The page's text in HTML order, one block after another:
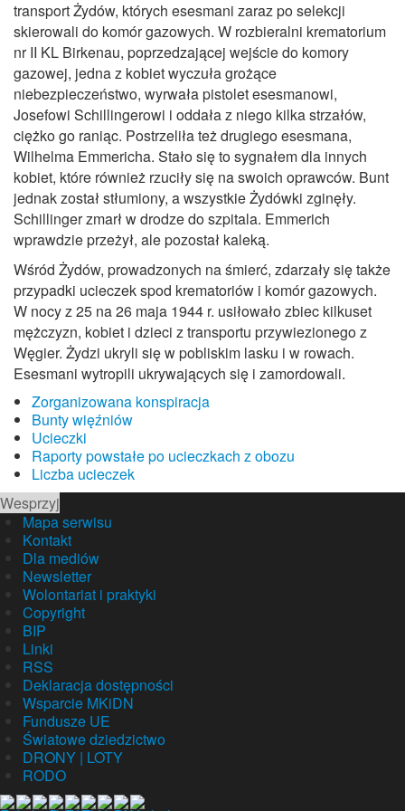
transport Żydów, których esesmani zaraz po selekcji
skierowali do komór gazowych. W rozbieralni krematorium
nr II KL Birkenau, poprzedzającej wejście do komory
gazowej, jedna z kobiet wyczuła grożące
niebezpieczeństwo, wyrwała pistolet esesmanowi,
Josefowi Schillingerowi i oddała z niego kilka strzałów,
ciężko go raniąc. Postrzeliła też drugiego esesmana,
Wilhelma Emmericha. Stało się to sygnałem dla innych
kobiet, które również rzuciły się na swoich oprawców. Bunt
jednak został stłumiony, a wszystkie Żydówki zginęły.
Schillinger zmarł w drodze do szpitala. Emmerich
wprawdzie przeżył, ale pozostał kaleką.
Wśród Żydów, prowadzonych na śmierć, zdarzały się także
przypadki ucieczek spod krematoriów i komór gazowych.
W nocy z 25 na 26 maja 1944 r. usiłowało zbiec kilkuset
mężczyzn, kobiet i dzieci z transportu przywiezionego z
Węgier. Żydzi ukryli się w pobliskim lasku i w rowach.
Esesmani wytropili ukrywających się i zamordowali.
Zorganizowana konspiracja
Bunty więźniów
Ucieczki
Raporty powstałe po ucieczkach z obozu
Liczba ucieczek
Wesprzyj
Mapa serwisu
Kontakt
Dla mediów
Newsletter
Wolontariat i praktyki
Copyright
BIP
Linki
RSS
Deklaracja dostępności
Wsparcie MKiDN
Fundusze UE
Światowe dziedzictwo
DRONY | LOTY
RODO